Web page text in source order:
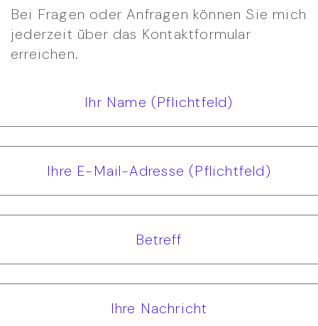
Bei Fragen oder Anfragen können Sie mich
jederzeit über das Kontaktformular
erreichen.
Ihr Name (Pflichtfeld)
Ihre E-Mail-Adresse (Pflichtfeld)
Betreff
Ihre Nachricht